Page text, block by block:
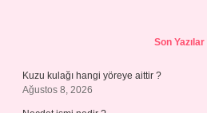
Son Yazılar
Kuzu kulağı hangi yöreye aittir ?
Ağustos 8, 2026